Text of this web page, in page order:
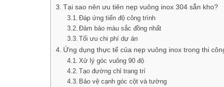
Tại sao nên ưu tiên nẹp vuông inox 304 sẵn kho?
Đáp ứng tiến độ công trình
Đảm bảo màu sắc đồng nhất
Tối ưu chi phí dự án
Ứng dụng thực tế của nẹp vuông inox trong thi
Xử lý góc vuông 90 độ
Tạo đường chỉ trang trí
Bảo vệ cạnh góc cột và tường